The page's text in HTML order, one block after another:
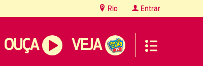
Rio Entrar
OUÇA VEJA